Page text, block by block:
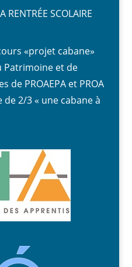
RENTRÉE SCOLAIRE
«projet cabane»
Patrimoine et de
de PROAEPA et PROA
2/3 « une cabane à